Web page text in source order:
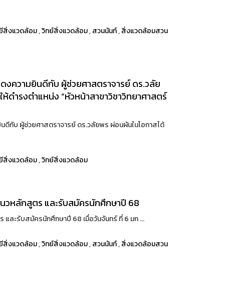
สิ่งแวดล้อม,วิทย์สิ่งแวดล้อม,สวนนันท์,สิ่งแวดล้อมสวน
งความยินดีกับ ผู้ช่วยศาสตราจารย์ ดร.วลัย
ดำรงตำแหน่ง “หัวหน้าสาขาวิชาวิทยาศาสตร์
ดีกับ ผู้ช่วยศาสตราจารย์ ดร.วลัยพร ผ่อนผันในโอกาสได้
สิ่งแวดล้อม,วิทย์สิ่งแวดล้อม
วหลักสูตร และรับสมัครนักศึกษาปี 68
และรับสมัครนักศึกษาปี 68 เมื่อวันจันทร์ ที่ 6 มก ...
สิ่งแวดล้อม,วิทย์สิ่งแวดล้อม,สวนนันท์,สิ่งแวดล้อมสวน